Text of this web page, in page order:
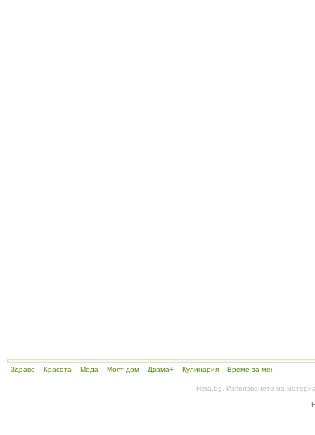
Здраве Красота Мода Моят дом Двама+ Кулинария Време за мен
Hera.bg. Използването на